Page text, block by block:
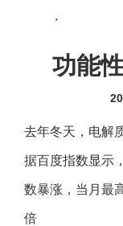
功能
去年冬天，电解
据百度指数显示
数暴涨，当月最
倍